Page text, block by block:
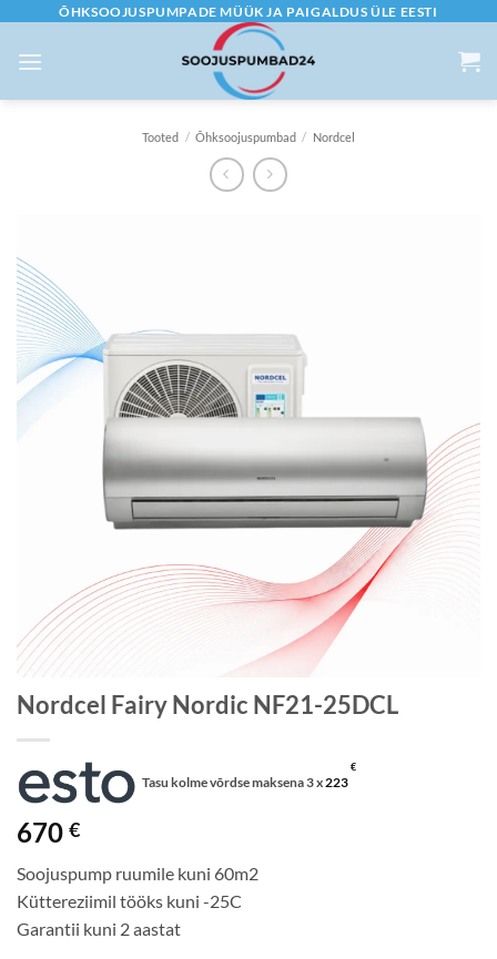
content
ÕHKSOOJUSPUMPADE MÜÜK JA PAIGALDUS ÜLE EESTI
Tooted / Õhksoojuspumbad / Nordcel
Nordcel Fairy Nordic NF21-25DCL
Tasu kolme võrdse maksena 3 x 223
€
670 €
Soojuspump ruumile kuni 60m2
Küttereziimil tööks kuni -25C
Garantii kuni 2 aastat